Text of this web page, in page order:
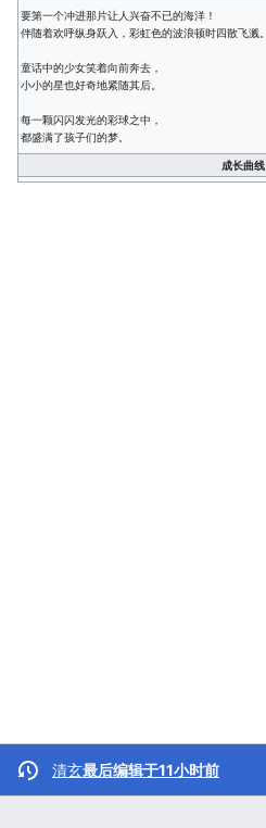
要第一个冲进那片让人兴奋不已的海洋！
伴随着欢呼纵身跃入，彩虹色的波浪顿时四散飞溅。
童话中的少女笑着向前奔去，
小小的星也好奇地紧随其后。
每一颗闪闪发光的彩球之中，
都盛满了孩子们的梦。
成长曲线
清玄最后编辑于11小时前